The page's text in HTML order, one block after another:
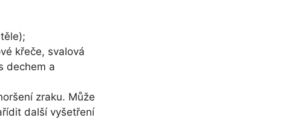
křeče, svalová
dechem a
zraku. Může
další vyšetření